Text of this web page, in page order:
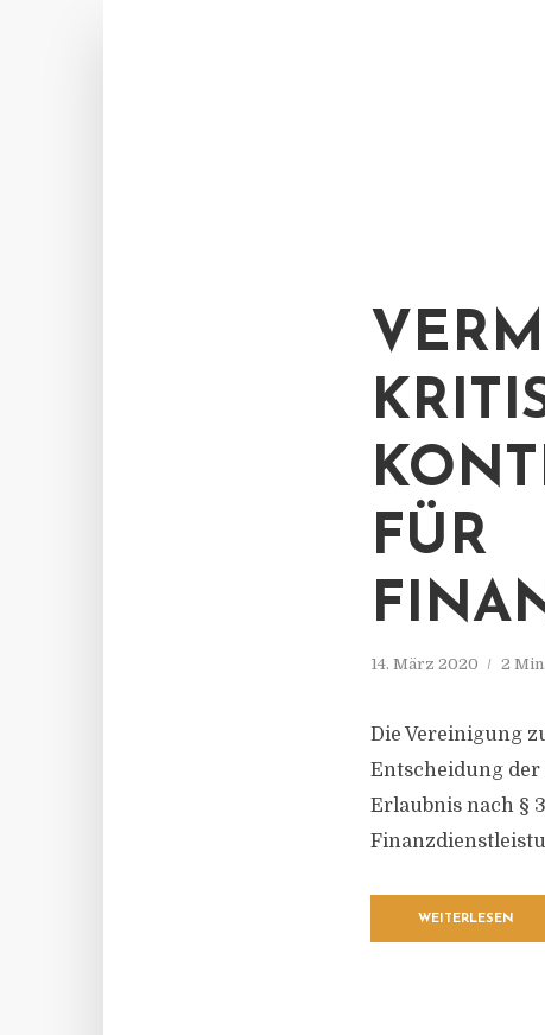
FÜR
14. März 2020 2
Die Vereinigung
Entscheidung
Erlaubnis nach §
WEITERLESEN